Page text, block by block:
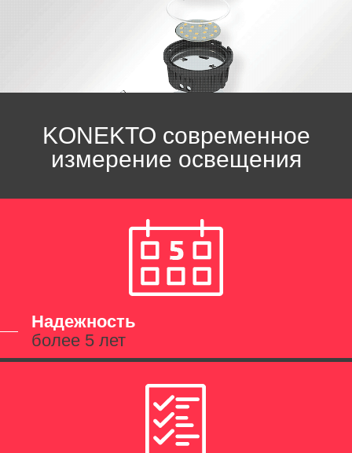
KONEKTO современное
измерение освещения
Надежность
более 5 лет